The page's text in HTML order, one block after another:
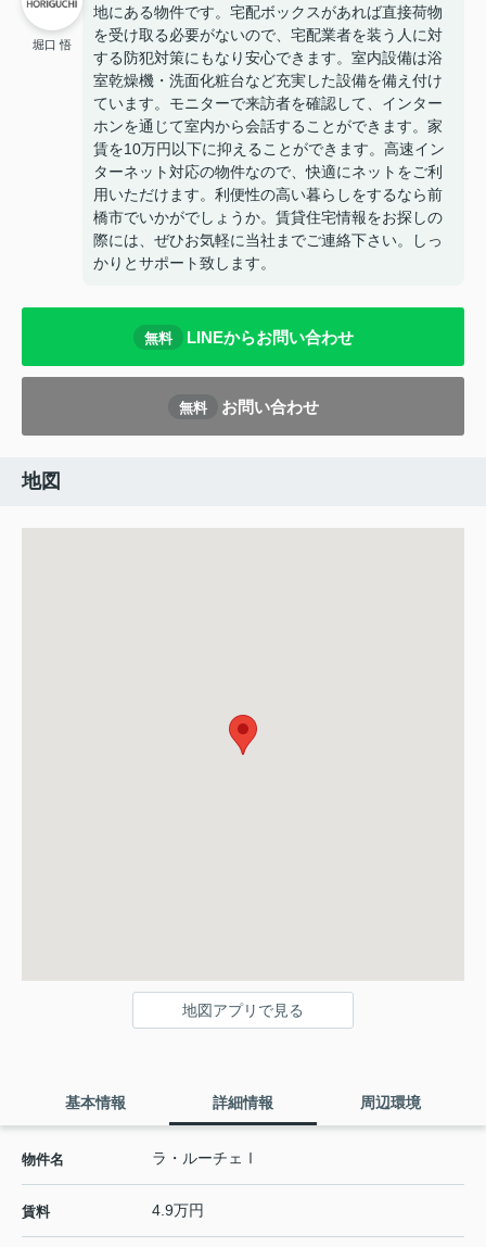
堀口 悟
地にある物件です。宅配ボックスがあれば直接荷物
を受け取る必要がないので、宅配業者を装う人に対
する防犯対策にもなり安心できます。室内設備は浴
室乾燥機・洗面化粧台など充実した設備を備え付け
ています。モニターで来訪者を確認して、インター
ホンを通じて室内から会話することができます。家
賃を10万円以下に抑えることができます。高速イン
ターネット対応の物件なので、快適にネットをご利
用いただけます。利便性の高い暮らしをするなら前
橋市でいかがでしょうか。賃貸住宅情報をお探しの
際には、ぜひお気軽に当社までご連絡下さい。しっ
かりとサポート致します。
無料 LINEからお問い合わせ
無料 お問い合わせ
地図
地図アプリで見る
基本情報 詳細情報 周辺環境
物件名 ラ・ルーチェⅠ
賃料 4.9万円